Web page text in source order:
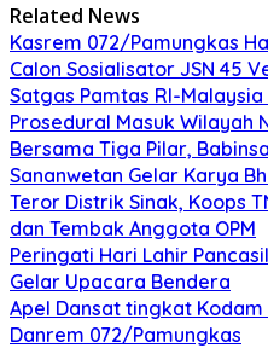
Related News
Kasrem 072/Pamungkas
Calon Sosialisator JSN 45
Satgas Pamtas RI-Malaysia
Prosedural Masuk Wilayah
Bersama Tiga Pilar,
Sananwetan Gelar Karya
Teror Distrik Sinak, Koops
dan Tembak Anggota OPM
Peringati Hari Lahir
Gelar Upacara Bendera
Apel Dansat tingkat
Danrem 072/Pamungkas